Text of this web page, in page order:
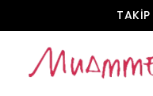
TAKİP